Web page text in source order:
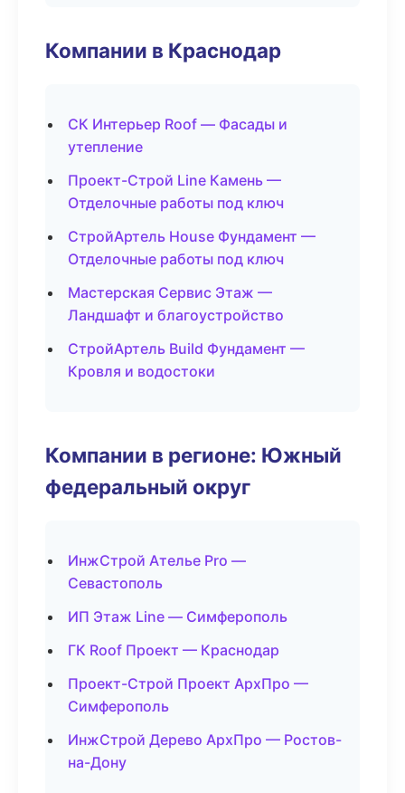
Компании в Краснодар
СК Интерьер Roof — Фасады и
утепление
Проект-Строй Line Камень —
Отделочные работы под ключ
СтройАртель House Фундамент —
Отделочные работы под ключ
Мастерская Сервис Этаж —
Ландшафт и благоустройство
СтройАртель Build Фундамент —
Кровля и водостоки
Компании в регионе: Южный
федеральный округ
ИнжСтрой Ателье Pro —
Севастополь
ИП Этаж Line — Симферополь
ГК Roof Проект — Краснодар
Проект-Строй Проект АрхПро —
Симферополь
ИнжСтрой Дерево АрхПро — Ростов-
на-Дону